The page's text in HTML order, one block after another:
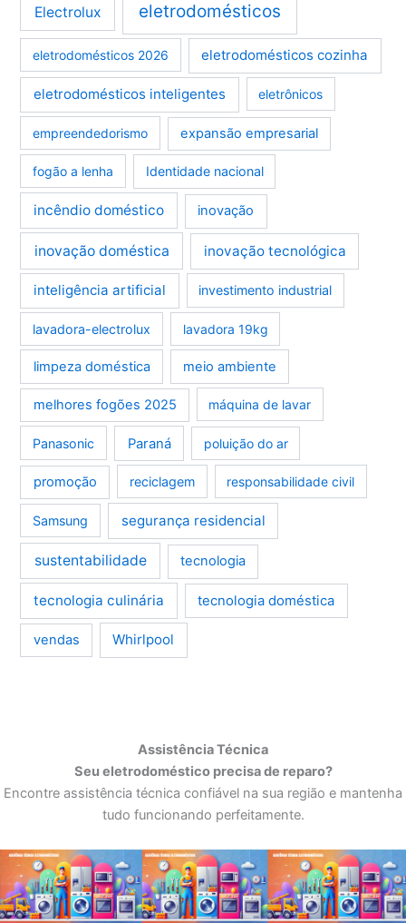
Electrolux eletrodomésticos
eletrodomésticos 2026 eletrodomésticos cozinha
eletrodomésticos inteligentes eletrônicos
empreendedorismo expansão empresarial
fogão a lenha Identidade nacional
incêndio doméstico inovação
inovação doméstica inovação tecnológica
inteligência artificial investimento industrial
lavadora-electrolux lavadora 19kg
limpeza doméstica meio ambiente
melhores fogões 2025 máquina de lavar
Panasonic Paraná poluição do ar
promoção reciclagem responsabilidade civil
Samsung segurança residencial
sustentabilidade tecnologia
tecnologia culinária tecnologia doméstica
vendas Whirlpool
Assistência Técnica
Seu eletrodoméstico precisa de reparo?
Encontre assistência técnica confiável na sua região e mantenha
tudo funcionando perfeitamente.